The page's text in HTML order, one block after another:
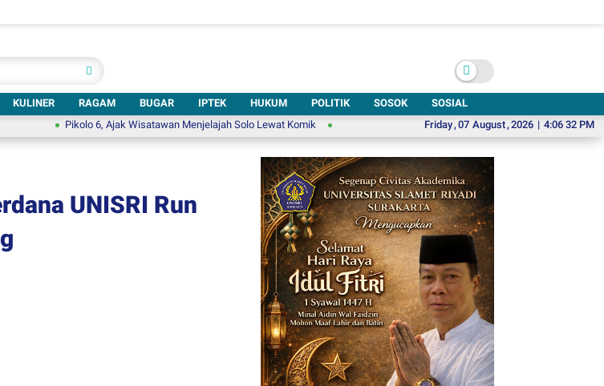
KULINER RAGAM BUGAR IPTEK HUKUM POLITIK SOSOK
SOSIAL
Friday,07 August,2026 | 4:06 33 PM
Pikolo 6, Ajak Wisatawan Menjelajah Solo Lewat Komik Pesan Menyentuh Habib Syech di UNSA Bershalawat: Bersihkan
UNISRI Run